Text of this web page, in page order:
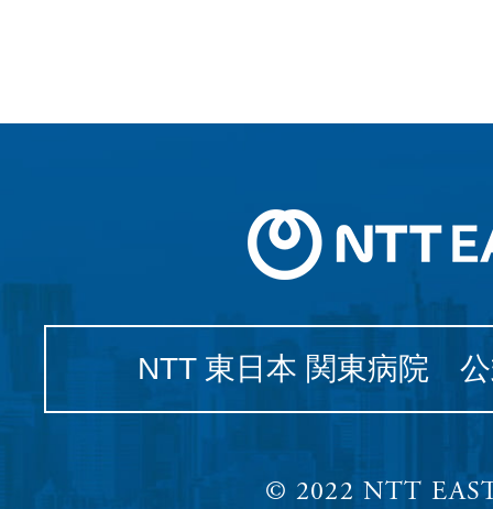
NTT 東日本 関東病院
© 2022 NTT